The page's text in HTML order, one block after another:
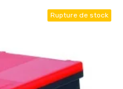
Rupture de stock